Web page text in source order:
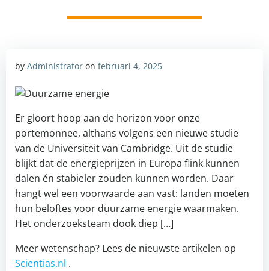
by Administrator on februari 4, 2025
Er gloort hoop aan de horizon voor onze
portemonnee, althans volgens een nieuwe studie
van de Universiteit van Cambridge. Uit de studie
blijkt dat de energieprijzen in Europa flink kunnen
dalen én stabieler zouden kunnen worden. Daar
hangt wel een voorwaarde aan vast: landen moeten
hun beloftes voor duurzame energie waarmaken.
Het onderzoeksteam dook diep […]
Meer wetenschap? Lees de nieuwste artikelen op
Scientias.nl .